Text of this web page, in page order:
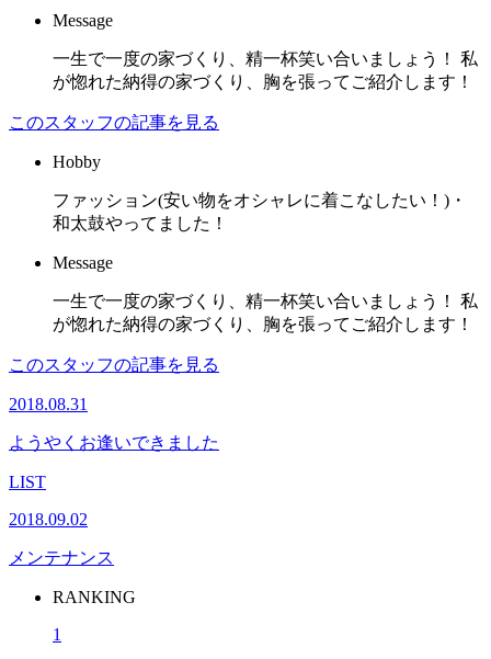
Message
一生で一度の家づくり、精一杯笑い合いましょう！ 私
が惚れた納得の家づくり、胸を張ってご紹介します！
このスタッフの記事を見る
Hobby
ファッション(安い物をオシャレに着こなしたい！)・
和太鼓やってました！
Message
一生で一度の家づくり、精一杯笑い合いましょう！ 私
が惚れた納得の家づくり、胸を張ってご紹介します！
このスタッフの記事を見る
2018.08.31
ようやくお逢いできました
LIST
2018.09.02
メンテナンス
RANKING
1